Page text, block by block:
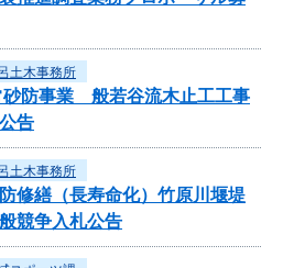
土木事務所
砂防事業 般若谷流木止工工事
告
土木事務所
修繕（長寿命化）竹原川堰堤
競争入札公告